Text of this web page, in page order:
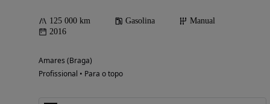
125 000 km Gasolina
Manual
2016
Amares (Braga)
Profissional • Para o topo